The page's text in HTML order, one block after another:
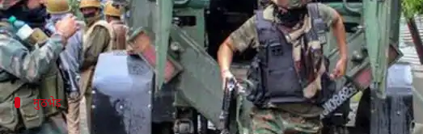
बुधवार को सुरक्षा बलों ने जम्मू-कश्मीर के पुलवामा में जैश-ए-मोहम्मद के
कश्मीर पुलिस के साझा ऑपरेशन में ये आतंकी ढेर किए गए।
मुठभेड़
मारे गए आतंकियों में जैश का शीर्ष कमांडर शामिल